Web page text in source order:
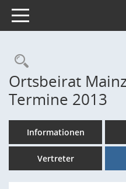
Toggle navigation
Ortsbeirat
Termine 2013
Informationen
Vertreter